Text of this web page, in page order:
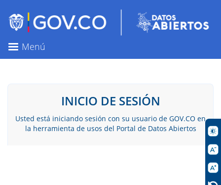
contenido
principal
Menú
INICIO DE SESIÓN
Usted está iniciando sesión con su usuario de GOV.CO en
la herramienta de usos del Portal de Datos Abiertos